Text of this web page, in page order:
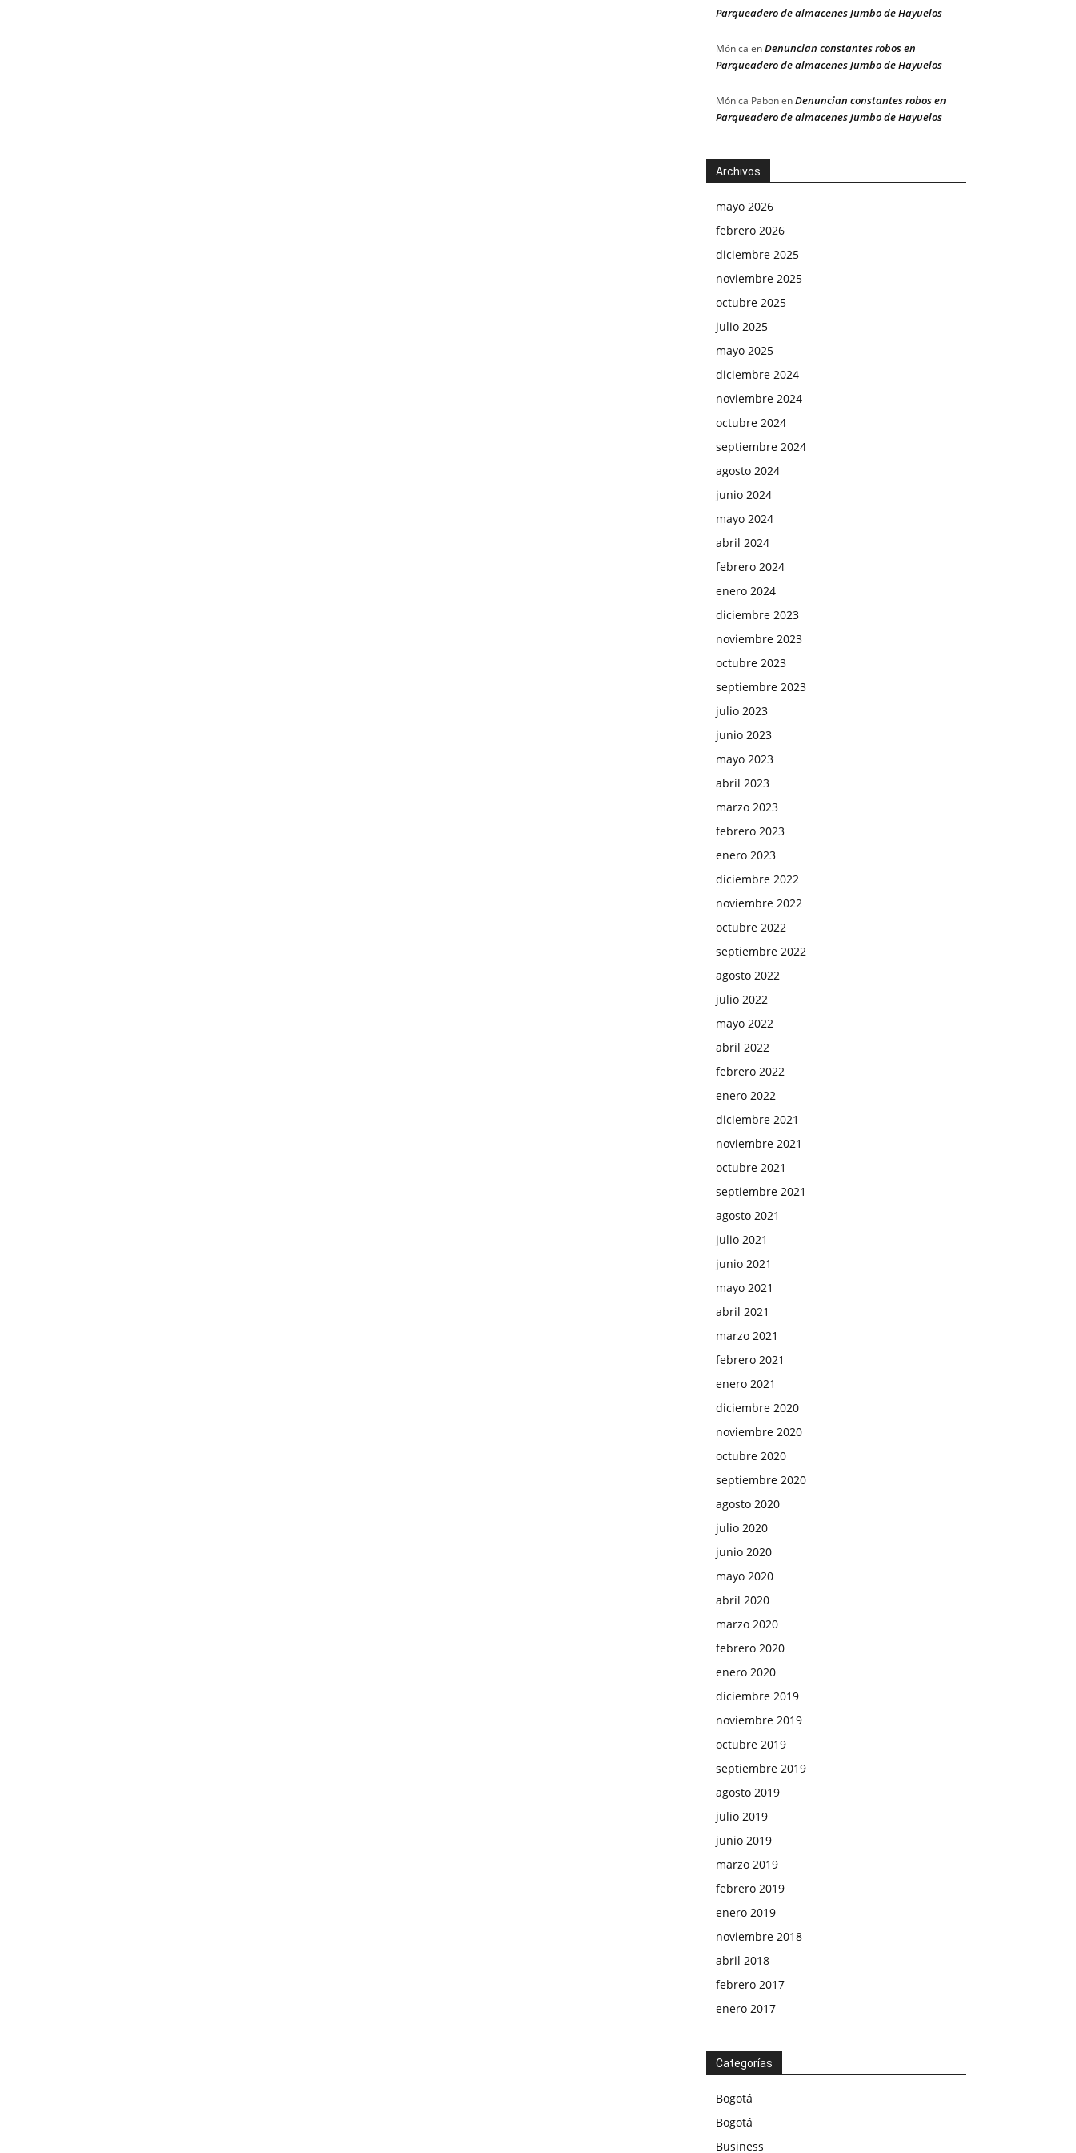
Parqueadero de almacenes Jumbo de Hayuelos
Mónica enDenuncian constantes robos en
Parqueadero de almacenes Jumbo de Hayuelos
Mónica PabonenDenuncian constantes robos en
Parqueadero de almacenes Jumbo de Hayuelos
Archivos
mayo 2026
febrero 2026
diciembre 2025
noviembre 2025
octubre 2025
julio 2025
mayo 2025
diciembre 2024
noviembre 2024
octubre 2024
septiembre 2024
agosto 2024
junio 2024
mayo 2024
abril 2024
febrero 2024
enero 2024
diciembre 2023
noviembre 2023
octubre 2023
septiembre 2023
julio 2023
junio 2023
mayo 2023
abril 2023
marzo 2023
febrero 2023
enero 2023
diciembre 2022
noviembre 2022
octubre 2022
septiembre 2022
agosto 2022
julio 2022
mayo 2022
abril 2022
febrero 2022
enero 2022
diciembre 2021
noviembre 2021
octubre 2021
septiembre 2021
agosto 2021
julio 2021
junio 2021
mayo 2021
abril 2021
marzo 2021
febrero 2021
enero 2021
diciembre 2020
noviembre 2020
octubre 2020
septiembre 2020
agosto 2020
julio 2020
junio 2020
mayo 2020
abril 2020
marzo 2020
febrero 2020
enero 2020
diciembre 2019
noviembre 2019
octubre 2019
septiembre 2019
agosto 2019
julio 2019
junio 2019
marzo 2019
febrero 2019
enero 2019
noviembre 2018
abril 2018
febrero 2017
enero 2017
Categorías
Bogotá
Bogotá
Business